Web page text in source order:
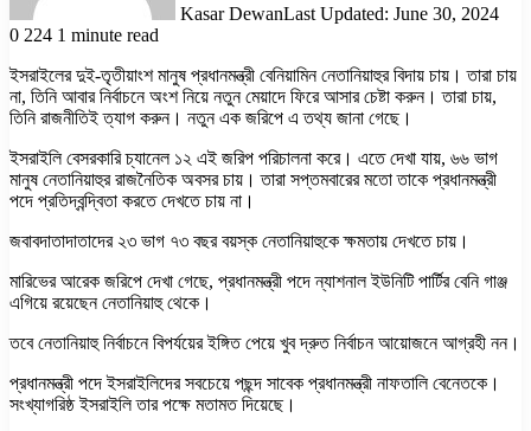
Kasar DewanLast Updated: June 30, 2024
0 224 1 minute read
ইসরাইলের দুই-তৃতীয়াংশ মানুষ প্রধানমন্ত্রী বেনিয়ামিন নেতানিয়াহুর বিদায় চায়। তারা চায়
না, তিনি আবার নির্বাচনে অংশ নিয়ে নতুন মেয়াদে ফিরে আসার চেষ্টা করুন। তারা চায়,
তিনি রাজনীতিই ত্যাগ করুন। নতুন এক জরিপে এ তথ্য জানা গেছে।
ইসরাইলি বেসরকারি চ্যানেল ১২ এই জরিপ পরিচালনা করে। এতে দেখা যায়, ৬৬ ভাগ
মানুষ নেতানিয়াহুর রাজনৈতিক অবসর চায়। তারা সপ্তমবারের মতো তাকে প্রধানমন্ত্রী
পদে প্রতিদ্বন্দ্বিতা করতে দেখতে চায় না।
জবাবদাতাদাতাদের ২৩ ভাগ ৭৩ বছর বয়স্ক নেতানিয়াহুকে ক্ষমতায় দেখতে চায়।
মারিভের আরেক জরিপে দেখা গেছে, প্রধানমন্ত্রী পদে ন্যাশনাল ইউনিটি পার্টির বেনি গাঞ্জ
এগিয়ে রয়েছেন নেতানিয়াহু থেকে।
তবে নেতানিয়াহু নির্বাচনে বিপর্যয়ের ইঙ্গিত পেয়ে খুব দ্রুত নির্বাচন আয়োজনে আগ্রহী নন।
প্রধানমন্ত্রী পদে ইসরাইলিদের সবচেয়ে পছন্দ সাবেক প্রধানমন্ত্রী নাফতালি বেনেতকে।
সংখ্যাগরিষ্ঠ ইসরাইলি তার পক্ষে মতামত দিয়েছে।